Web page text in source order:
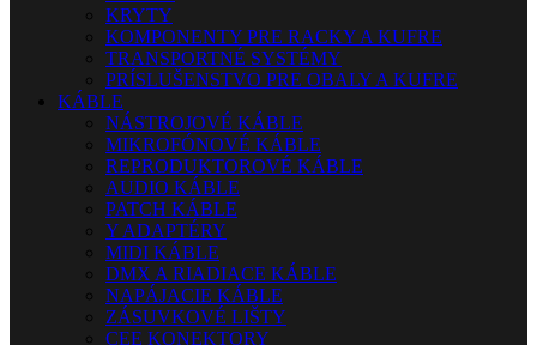
KRYTY
KOMPONENTY PRE RACKY A KUFRE
TRANSPORTNÉ SYSTÉMY
PRÍSLUŠENSTVO PRE OBALY A KUFRE
KÁBLE
NÁSTROJOVÉ KÁBLE
MIKROFÓNOVÉ KÁBLE
REPRODUKTOROVÉ KÁBLE
AUDIO KÁBLE
PATCH KÁBLE
Y ADAPTÉRY
MIDI KÁBLE
DMX A RIADIACE KÁBLE
NAPÁJACIE KÁBLE
ZÁSUVKOVÉ LIŠTY
CEE KONEKTORY